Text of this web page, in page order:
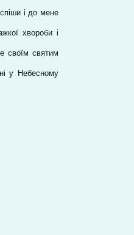
і до мене
хвороби і
своїм святим
у Небесному